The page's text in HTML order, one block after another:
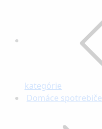
kategórie
Domáce spotrebiče